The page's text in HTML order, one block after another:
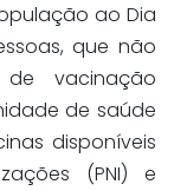
ao Dia
que não
vacinação
de saúde
disponíveis
(PNI) e